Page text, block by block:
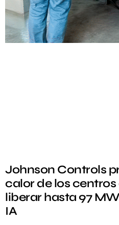
Johnson Controls
calor de los
liberar hasta 97
IA